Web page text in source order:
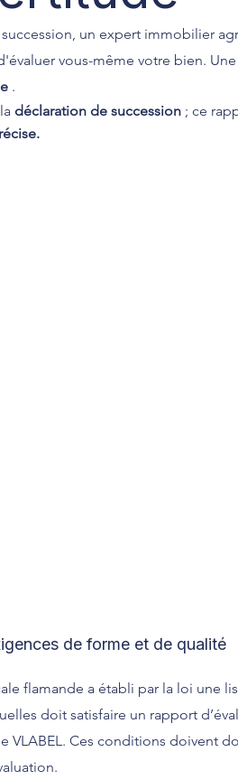
un expert immobilier
vous-même votre bien. Une
.
déclaration de succession ; ce
de forme et de qualité
flamande a établi par la loi une
doit satisfaire un rapport
VLABEL. Ces conditions doivent